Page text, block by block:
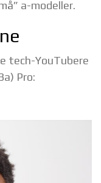
a-modeller.
tech-YouTubere
Pro: